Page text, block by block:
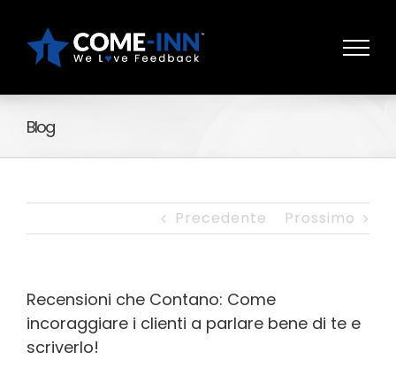
contenuto
Blog
Precedente Prossimo
Recensioni che Contano: Come
incoraggiare i clienti a parlare bene di te e
scriverlo!